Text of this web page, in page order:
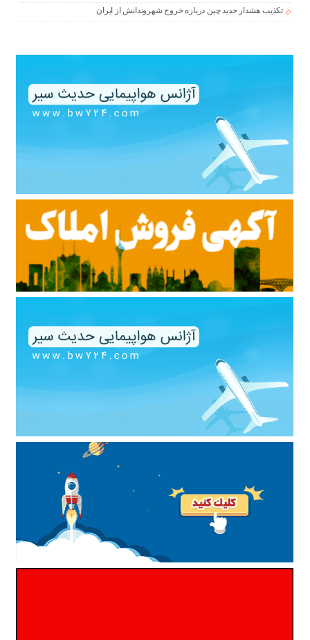
تکذیب هشدار جدید چین درباره خروج شهروندانش از ایران